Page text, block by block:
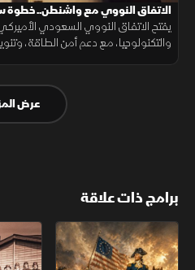
الاتفاق النووي مع واشنطن.. خطوة
يفتح الاتفاق النووي السعودي
والتكنولوجيا، مع دعم أمن الطاقة،
عرض
برامج ذات علاقة
الثورة الأميركية